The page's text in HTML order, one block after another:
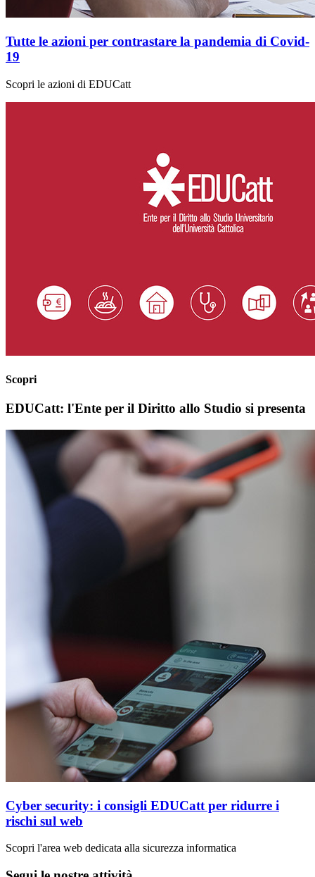
Tutte le azioni per contrastare la pandemia di Covid-
19
Scopri le azioni di EDUCatt
Scopri
EDUCatt: l'Ente per il Diritto allo Studio si presenta
Cyber security: i consigli EDUCatt per ridurre i
rischi sul web
Scopri l'area web dedicata alla sicurezza informatica